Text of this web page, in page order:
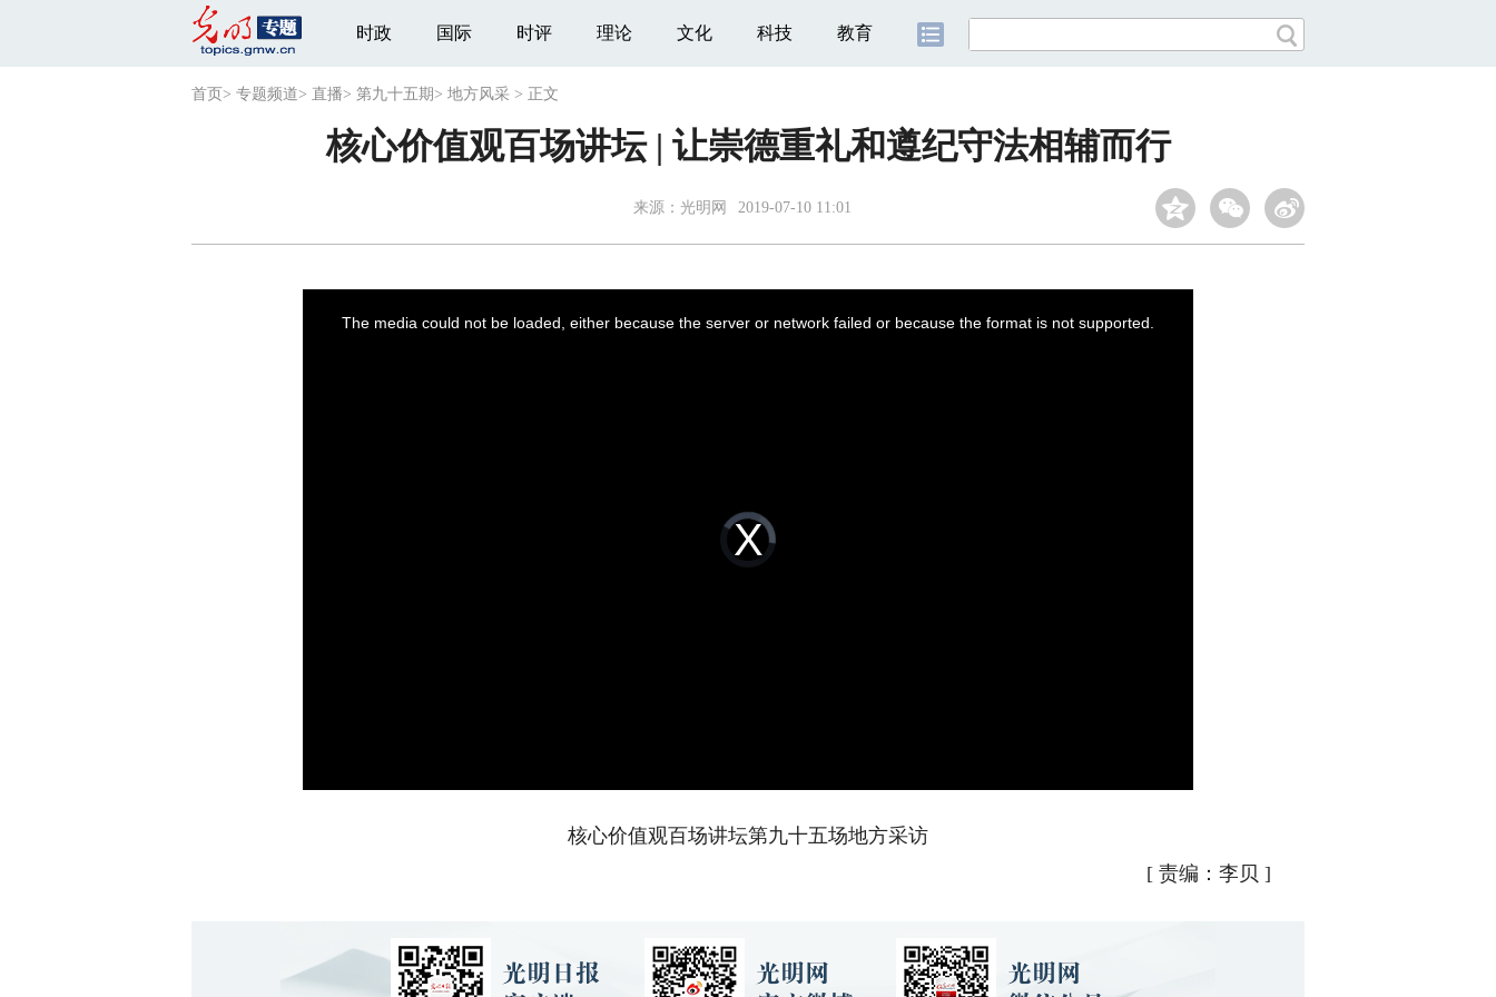
时政 国际 时评 理论 文化 科技 教育
首页 > 专题频道> 直播> 第九十五期> 地方风采 > 正文
核心价值观百场讲坛 | 让崇德重礼和遵纪守法相辅而行
来源： 光明网 2019-07-10 11:01
Video
Player
loading.
The media could not be loaded, either because the server or network failed or because the format is not supported.
核心价值观百场讲坛第九十五场地方采访
[ 责编：李贝 ]